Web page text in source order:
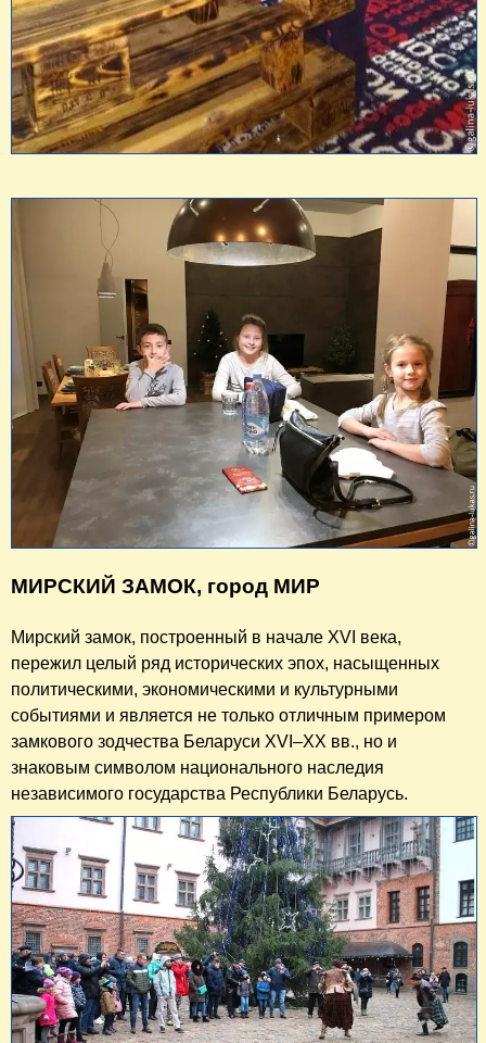
МИРСКИЙ ЗАМОК, город МИР
Мирский замок, построенный в начале XVI века,
пережил целый ряд исторических эпох, насыщенных
политическими, экономическими и культурными
событиями и является не только отличным примером
замкового зодчества Беларуси XVI–XX вв., но и
знаковым символом национального наследия
независимого государства Республики Беларусь.